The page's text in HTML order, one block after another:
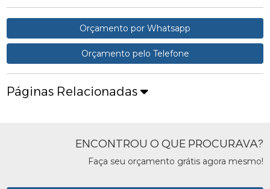
Orçamento por Whatsapp
Orçamento pelo Telefone
Páginas Relacionadas
ENCONTROU O QUE PROCURAVA?
Faça seu orçamento grátis agora mesmo!